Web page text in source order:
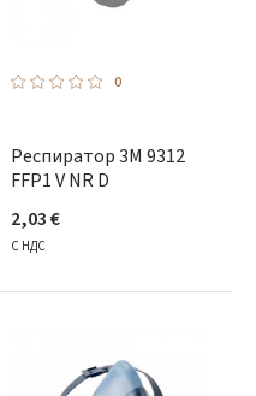
0
Респиратор 3M 9312
FFP1 V NR D
2,03 €
С НДС